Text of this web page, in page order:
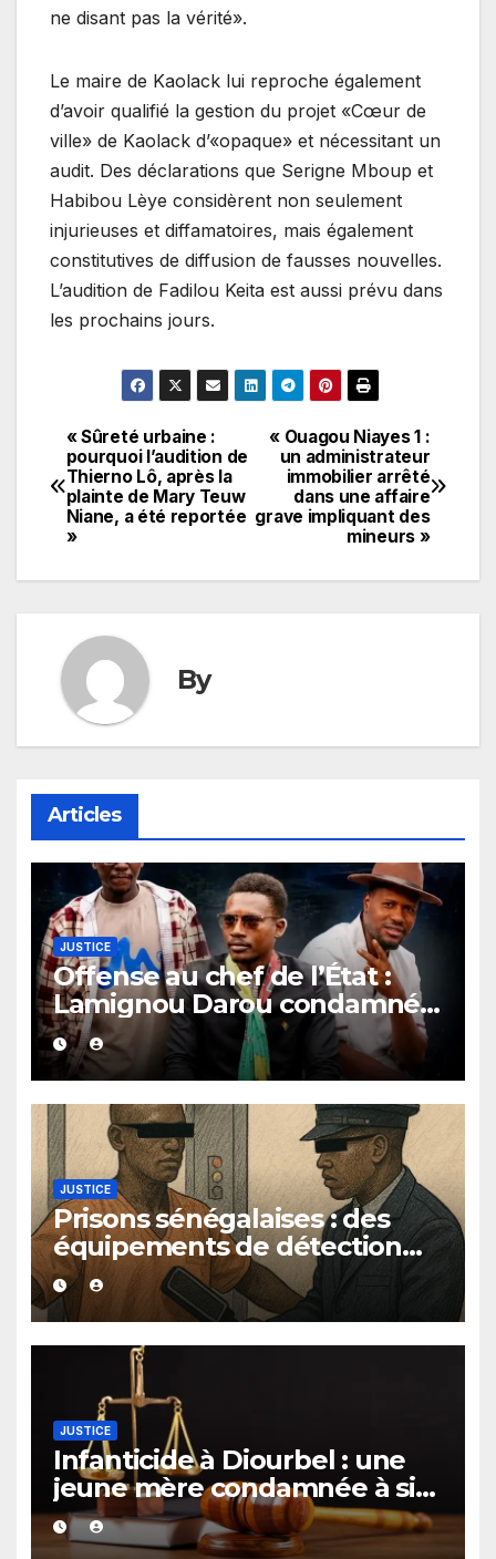
ne disant pas la vérité».
Le maire de Kaolack lui reproche également
d’avoir qualifié la gestion du projet «Cœur de
ville» de Kaolack d’«opaque» et nécessitant un
audit. Des déclarations que Serigne Mboup et
Habibou Lèye considèrent non seulement
injurieuses et diffamatoires, mais également
constitutives de diffusion de fausses nouvelles.
L’audition de Fadilou Keita est aussi prévu dans
les prochains jours.
Navigation
de
l’article
« Ouagou Niayes 1 :
un administrateur
immobilier arrêté
dans une affaire
grave impliquant des
mineurs »
« Sûreté urbaine :
pourquoi l’audition de
Thierno Lô, après la
plainte de Mary Teuw
Niane, a été reportée
»
By
Articles
JUSTICE
Offense au chef de l’État :
Lamignou Darou condamné à
3 mois ferme, Oustaz Thiep et
Ndiaye Touba écopent de 2
mois
JUSTICE
Prisons sénégalaises : des
équipements de détection
bientôt installés pour mettre
fin aux fouilles à nu
JUSTICE
Infanticide à Diourbel : une
jeune mère condamnée à six
ans de prison